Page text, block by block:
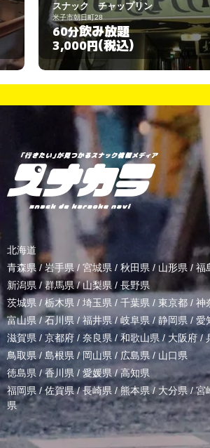
光 ライト
米子市尾高町132-2
60分飲み放題
3,000円 (税込)
北海道
青森県 / 岩手県/ 宮城県 / 秋田県 / 山形県/ 福
新潟県 /群馬県/山梨県 / 長野県
茨城県 / 栃木県 / 埼玉県 / 千葉県 / 東京都 / 神
富山県 /石川県/福井県/岐阜県 / 静岡県 / 愛
滋賀県 / 京都府 / 奈良県 / 和歌山県/ 大阪府 /
鳥取県/ 島根県 /岡山県/ 広島県 / 山口県
徳島県 /香川県 / 愛媛県/高知県
福岡県/佐賀県/長崎県 /熊本県/ 大分県/宮
県